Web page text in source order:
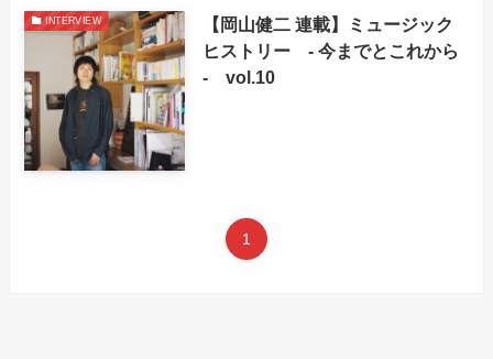
INTERVIEW
【岡山健二 連載】ミュージック
ヒストリー - 今までとこれから
- vol.10
1